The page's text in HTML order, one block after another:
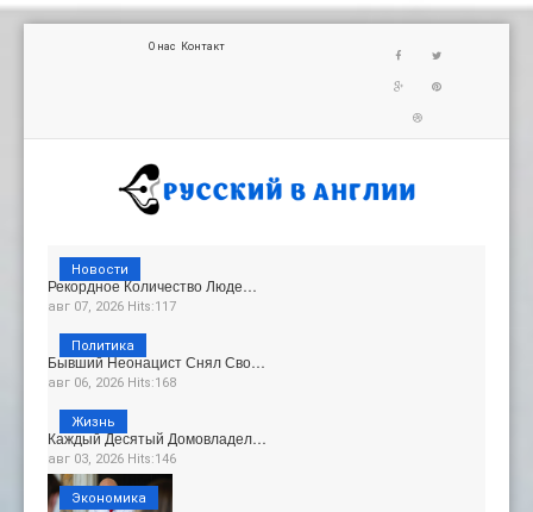
О нас Контакт
Рекордное Количество Люде…
авг 07, 2026 Hits:117
Новости
Бывший Неонацист Снял Сво…
авг 06, 2026 Hits:168
Политика
Каждый Десятый Домовладел…
авг 03, 2026 Hits:146
Жизнь
Экономика